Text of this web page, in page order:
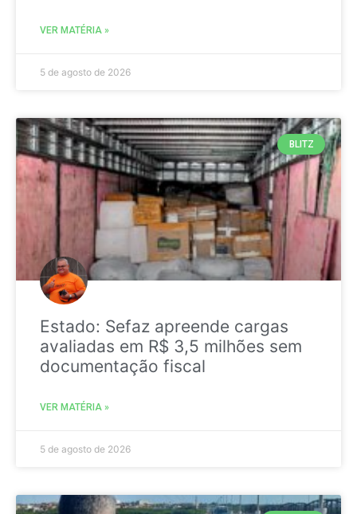
VER MATÉRIA »
5 de agosto de 2026
BLITZ
Estado: Sefaz apreende cargas
avaliadas em R$ 3,5 milhões sem
documentação fiscal
VER MATÉRIA »
5 de agosto de 2026